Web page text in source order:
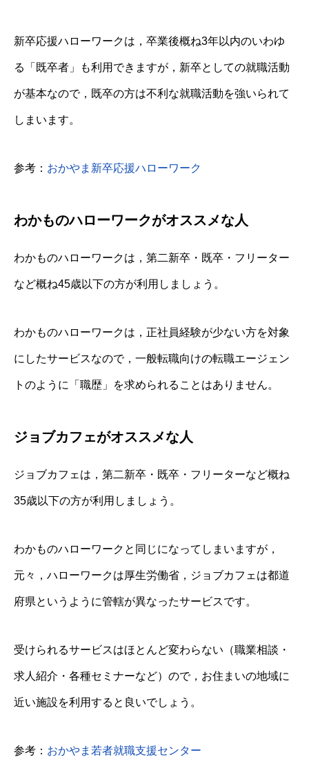
新卒応援ハローワークは，卒業後概ね3年以内のいわゆ
る「既卒者」も利用できますが，新卒としての就職活動
が基本なので，既卒の方は不利な就職活動を強いられて
しまいます。
参考： おかやま新卒応援ハローワーク
わかものハローワークがオススメな人
わかものハローワークは，第二新卒・既卒・フリーター
など概ね45歳以下の方が利用しましょう。
わかものハローワークは，正社員経験が少ない方を対象
にしたサービスなので，一般転職向けの転職エージェン
トのように「職歴」を求められることはありません。
ジョブカフェがオススメな人
ジョブカフェは，第二新卒・既卒・フリーターなど概ね
35歳以下の方が利用しましょう。
わかものハローワークと同じになってしまいますが，
元々，ハローワークは厚生労働省，ジョブカフェは都道
府県というように管轄が異なったサービスです。
受けられるサービスはほとんど変わらない（職業相談・
求人紹介・各種セミナーなど）ので，お住まいの地域に
近い施設を利用すると良いでしょう。
参考： おかやま若者就職支援センター